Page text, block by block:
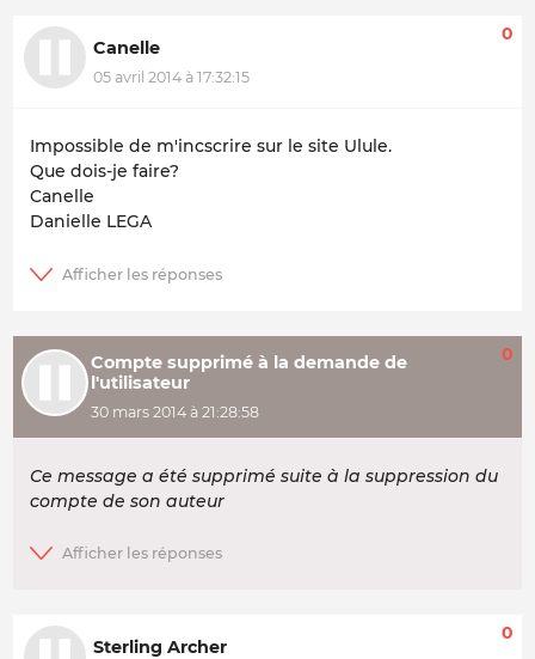
Canelle
05 avril 2014 à 17:32:15
0
Impossible de m'incscrire sur le site Ulule.
Que dois-je faire?
Canelle
Danielle LEGA
Compte supprimé à la demande de
l'utilisateur
30 mars 2014 à 21:28:58
0
Ce message a été supprimé suite à la suppression du
compte de son auteur
Sterling Archer
0